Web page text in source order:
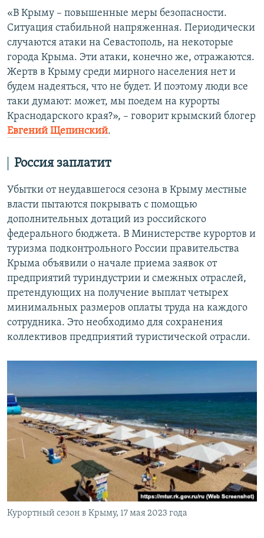
«В Крыму – повышенные меры безопасности.
Ситуация стабильной напряженная. Периодически
случаются атаки на Севастополь, на некоторые
города Крыма. Эти атаки, конечно же, отражаются.
Жертв в Крыму среди мирного населения нет и
будем надеяться, что не будет. И поэтому люди все
таки думают: может, мы поедем на курорты
Краснодарского края?», – говорит крымский блогер
Евгений Щепинский.
Россия заплатит
Убытки от неудавшегося сезона в Крыму местные
власти пытаются покрывать с помощью
дополнительных дотаций из российского
федерального бюджета. В Министерстве курортов и
туризма подконтрольного России правительства
Крыма объявили о начале приема заявок от
предприятий туриндустрии и смежных отраслей,
претендующих на получение выплат четырех
минимальных размеров оплаты труда на каждого
сотрудника. Это необходимо для сохранения
коллективов предприятий туристической отрасли.
Курортный сезон в Крыму, 17 мая 2023 года